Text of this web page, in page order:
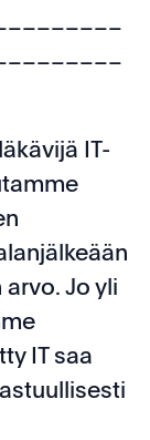
IT-
Jo yli
IT saa